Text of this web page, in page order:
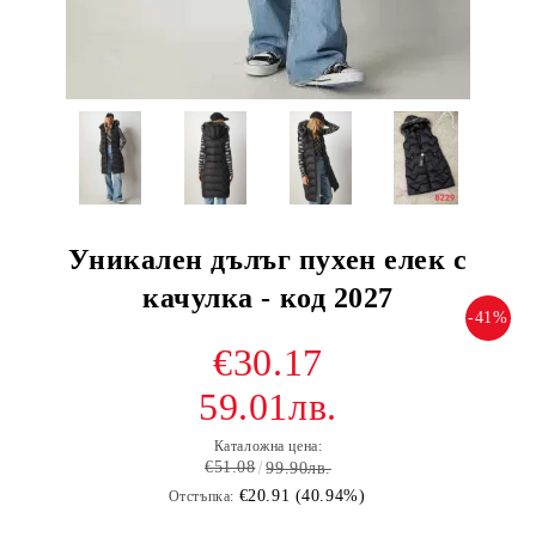
Уникален дълъг пухен елек с
качулка - код 2027
-41%
€30.17
59.01лв.
Каталожна цена:
€51.08 99.90лв.
Отстъпка: €20.91 (40.94%)